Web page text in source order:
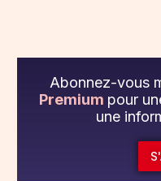
Abonnez-vous
Premium pour
une